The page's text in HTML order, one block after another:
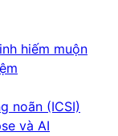
hiếm muộn
noãn (ICSI)
và AI